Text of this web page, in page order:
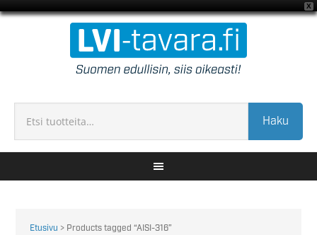
X
Haku
Etusivu > Products tagged “AISI-316”